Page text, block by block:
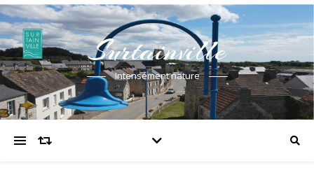
Surtainville
Intensément nature